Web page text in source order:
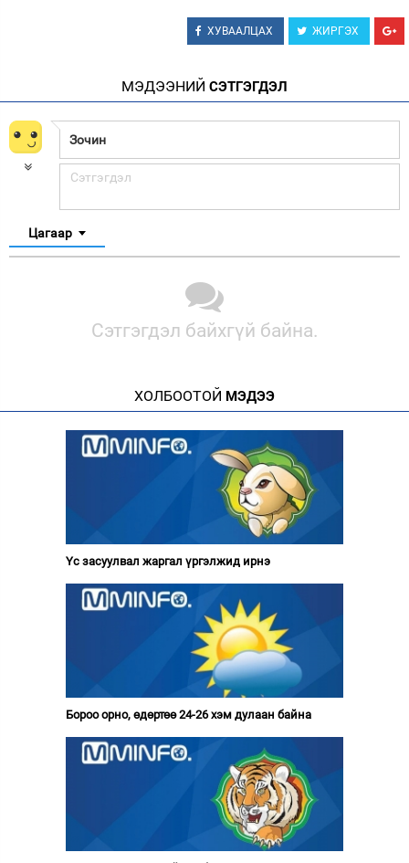
ХУВААЛЦАХ ЖИРГЭХ
МЭДЭЭНИЙ СЭТГЭГДЭЛ
Цагаар
Сэтгэгдэл байхгүй байна.
ХОЛБООТОЙ МЭДЭЭ
Үс засуулвал жаргал үргэлжид ирнэ
Бороо орно, өдөртөө 24-26 хэм дулаан байна